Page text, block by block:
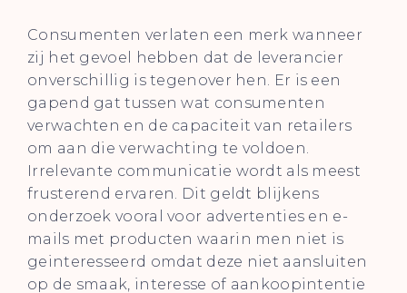
Consumenten verlaten een merk wanneer
zij het gevoel hebben dat de leverancier
onverschillig is tegenover hen. Er is een
gapend gat tussen wat consumenten
verwachten en de capaciteit van retailers
om aan die verwachting te voldoen.
Irrelevante communicatie wordt als meest
frusterend ervaren. Dit geldt blijkens
onderzoek vooral voor advertenties en e-
mails met producten waarin men niet is
geinteresseerd omdat deze niet aansluiten
op de smaak, interesse of aankoopintentie